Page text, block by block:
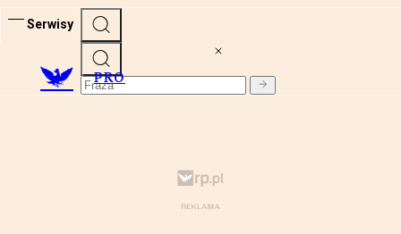
Serwisy
PRO